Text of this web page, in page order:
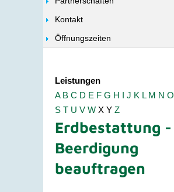
Kontakt
Öffnungszeiten
Leistungen
A B C D E F G H I J K L M N O
S T U V W X Y Z
Erdbestattung -
Beerdigung
beauftragen